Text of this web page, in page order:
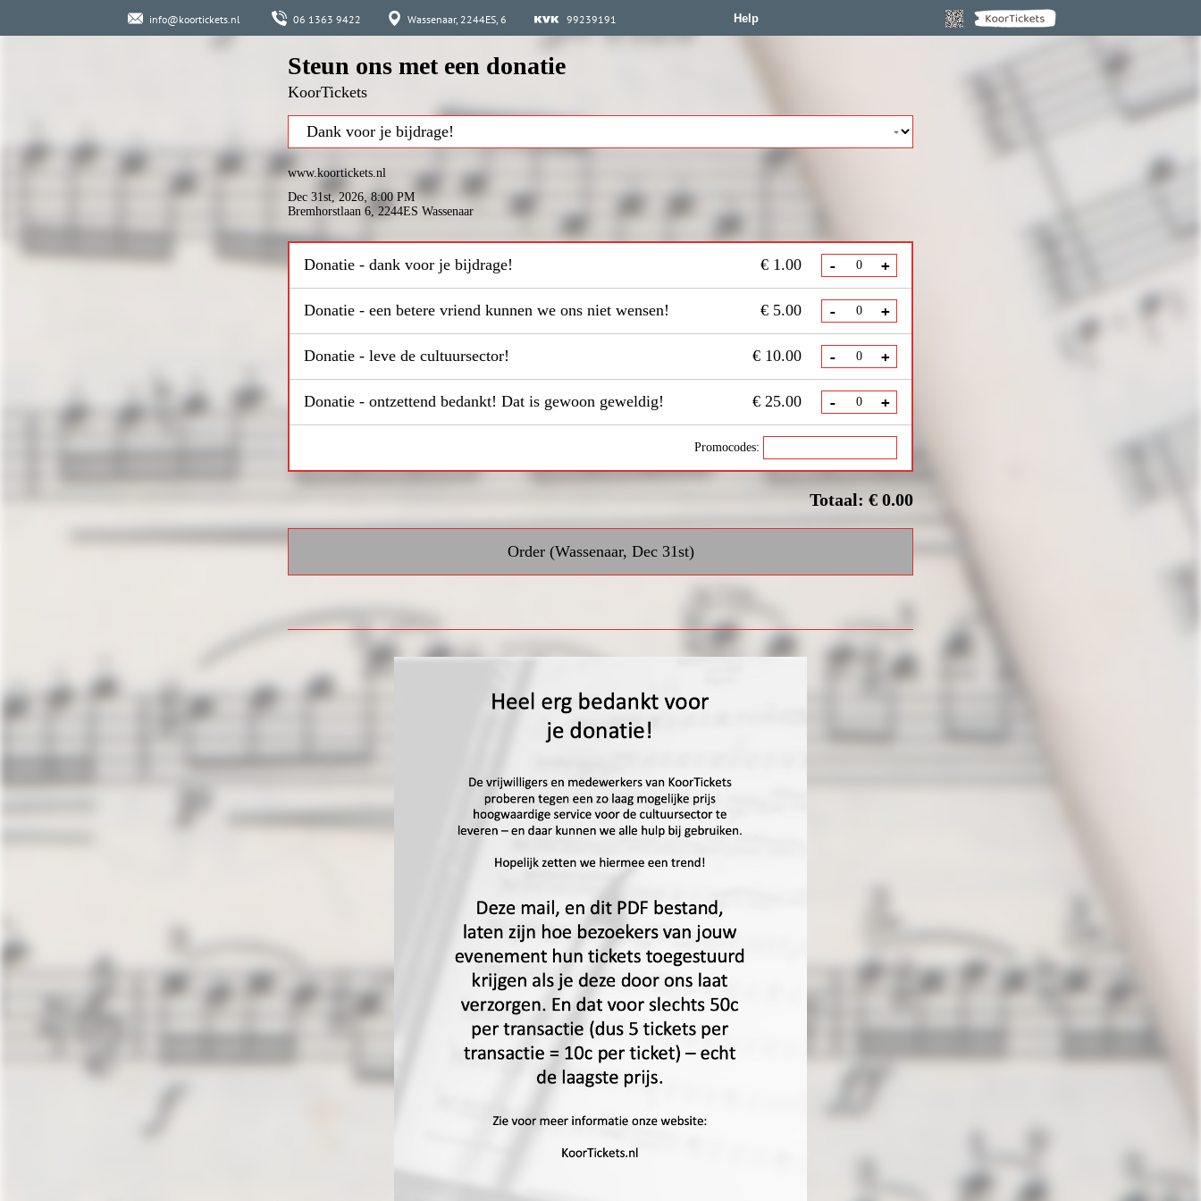
info@koortickets.nl 06 1363 9422 Wassenaar, 2244ES, 6 99239191 Help
Steun ons met een donatie
KoorTickets
www.koortickets.nl
Dec 31st, 2026 8:00 PM
Bremhorstlaan 6, 2244ES Wassenaar
Donatie - dank voor je bijdrage! € 1.00 - +
Donatie - een betere vriend kunnen we ons niet wensen! € 5.00 - +
Donatie - leve de cultuursector! € 10.00 - +
Donatie - ontzettend bedankt! Dat is gewoon geweldig! € 25.00 - +
Promocodes:
Totaal: € 0.00
Order (Wassenaar, Dec 31st)